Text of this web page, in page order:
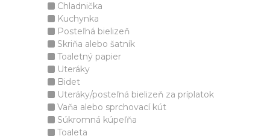
Chladnička
Kuchynka
Posteľná bielizeň
Skriňa alebo šatník
Toaletný papier
Uteráky
Bidet
Uteráky/posteľná bielizeň za príplatok
Vaňa alebo sprchovací kút
Súkromná kúpeľňa
Toaleta